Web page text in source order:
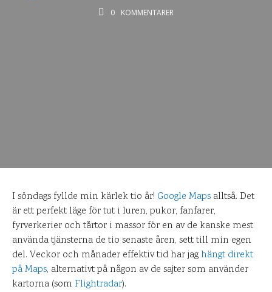
0 KOMMENTARER
I söndags fyllde min kärlek tio år! Google Maps alltså. Det
är ett perfekt läge för tut i luren, pukor, fanfarer,
fyrverkerier och tårtor i massor för en av de kanske mest
använda tjänsterna de tio senaste åren, sett till min egen
del. Veckor och månader effektiv tid har jag hängt direkt
på Maps, alternativt på någon av de sajter som använder
kartorna (som Flightradar).